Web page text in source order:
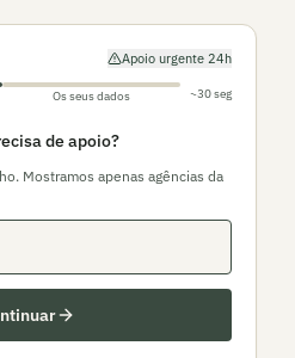
Apoio urgente 24h
Os seus dados ~30 seg
de apoio?
Mostramos apenas agências da